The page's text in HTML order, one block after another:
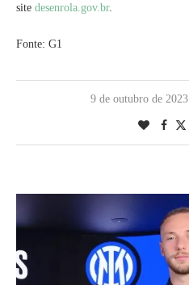
site desenrola.gov.br.
Fonte: G1
9 de outubro de 2023